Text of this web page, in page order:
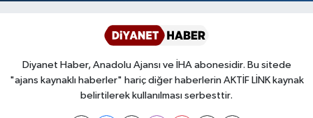
Diyanet Haber, Anadolu Ajansı ve İHA abonesidir. Bu sitede
"ajans kaynaklı haberler" hariç diğer haberlerin AKTİF LİNK kaynak
belirtilerek kullanılması serbesttir.